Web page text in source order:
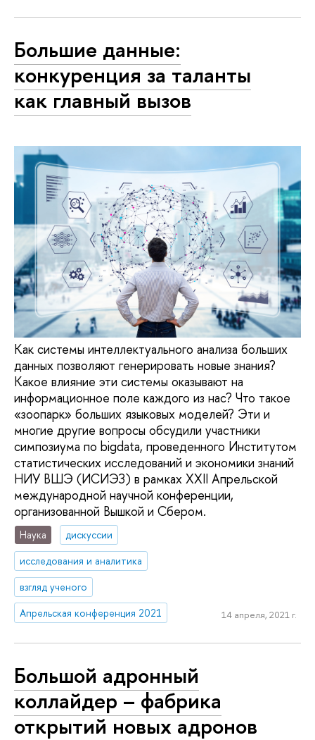
Большие данные:
конкуренция за таланты
как главный вызов
Как системы интеллектуального анализа больших
данных позволяют генерировать новые знания?
Какое влияние эти системы оказывают на
информационное поле каждого из нас? Что такое
«зоопарк» больших языковых моделей? Эти и
многие другие вопросы обсудили участники
симпозиума по bigdata, проведенного Институтом
статистических исследований и экономики знаний
НИУ ВШЭ (ИСИЭЗ) в рамках XXII Апрельской
международной научной конференции,
организованной Вышкой и Сбером.
Наука
дискуссии
исследования и аналитика
взгляд ученого
Апрельская конференция 2021
14 апреля, 2021 г.
Большой адронный
коллайдер – фабрика
открытий новых адронов